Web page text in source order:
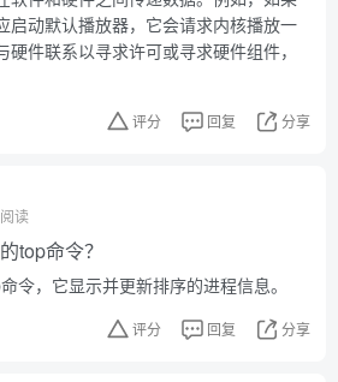
启动默认播放器，它会请求内核播放一
件联系以寻求许可或寻求硬件组件，
评分 回复 分享
读
top命令？
令，它显示并更新排序的进程信息。
评分 回复 分享